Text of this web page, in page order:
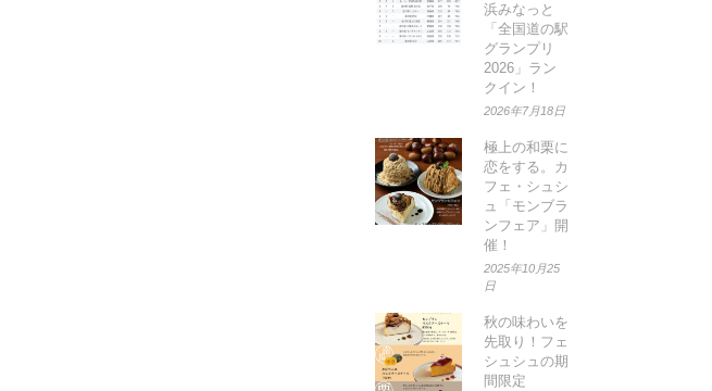
浜みなっと
「全国道の駅
グランプリ
2026」ラン
クイン！
2026年7月18日
極上の和栗に
恋をする。カ
フェ・シュシ
ュ「モンブラ
ンフェア」開
催！
2025年10月25
日
秋の味わいを
先取り！フェ
シュシュの期
間限定